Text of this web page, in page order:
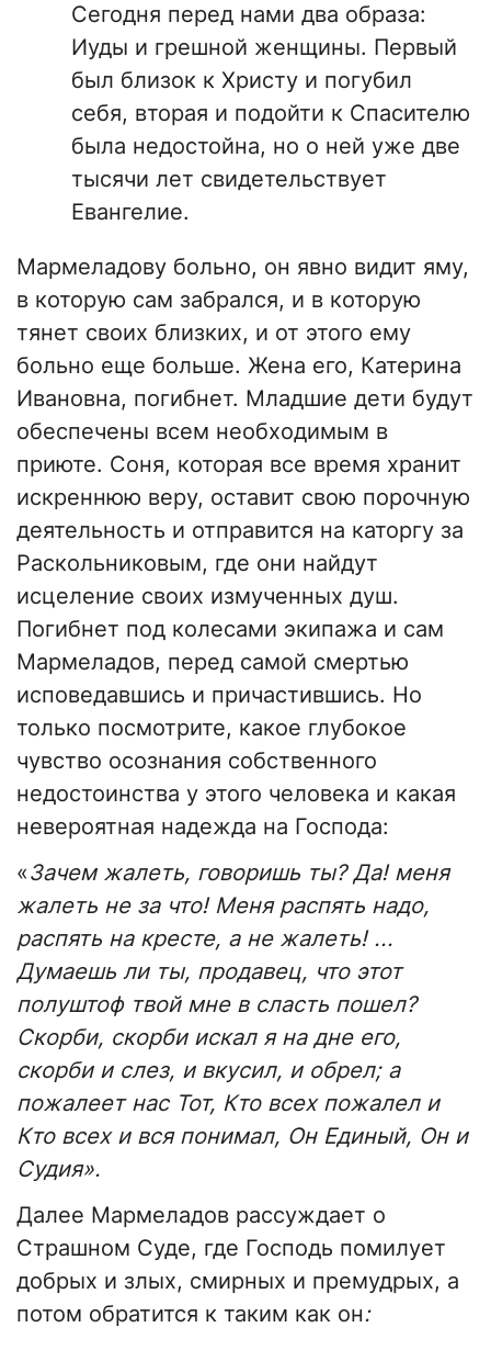
Сегодня перед нами два образа:
Иуды и грешной женщины. Первый
был близок к Христу и погубил
себя, вторая и подойти к Спасителю
была недостойна, но о ней уже две
тысячи лет свидетельствует
Евангелие.
Мармеладову больно, он явно видит яму,
в которую сам забрался, и в которую
тянет своих близких, и от этого ему
больно еще больше. Жена его, Катерина
Ивановна, погибнет. Младшие дети будут
обеспечены всем необходимым в
приюте. Соня, которая все время хранит
искреннюю веру, оставит свою порочную
деятельность и отправится на каторгу за
Раскольниковым, где они найдут
исцеление своих измученных душ.
Погибнет под колесами экипажа и сам
Мармеладов, перед самой смертью
исповедавшись и причастившись. Но
только посмотрите, какое глубокое
чувство осознания собственного
недостоинства у этого человека и какая
невероятная надежда на Господа:
«Зачем жалеть, говоришь ты? Да! меня
жалеть не за что! Меня распять надо,
распять на кресте, а не жалеть! ...
Думаешь ли ты, продавец, что этот
полуштоф твой мне в сласть пошел?
Скорби, скорби искал я на дне его,
скорби и слез, и вкусил, и обрел; а
пожалеет нас Тот, Кто всех пожалел и
Кто всех и вся понимал, Он Единый, Он и
Судия».
Далее Мармеладов рассуждает о
Страшном Суде, где Господь помилует
добрых и злых, смирных и премудрых, а
потом обратится к таким как он: